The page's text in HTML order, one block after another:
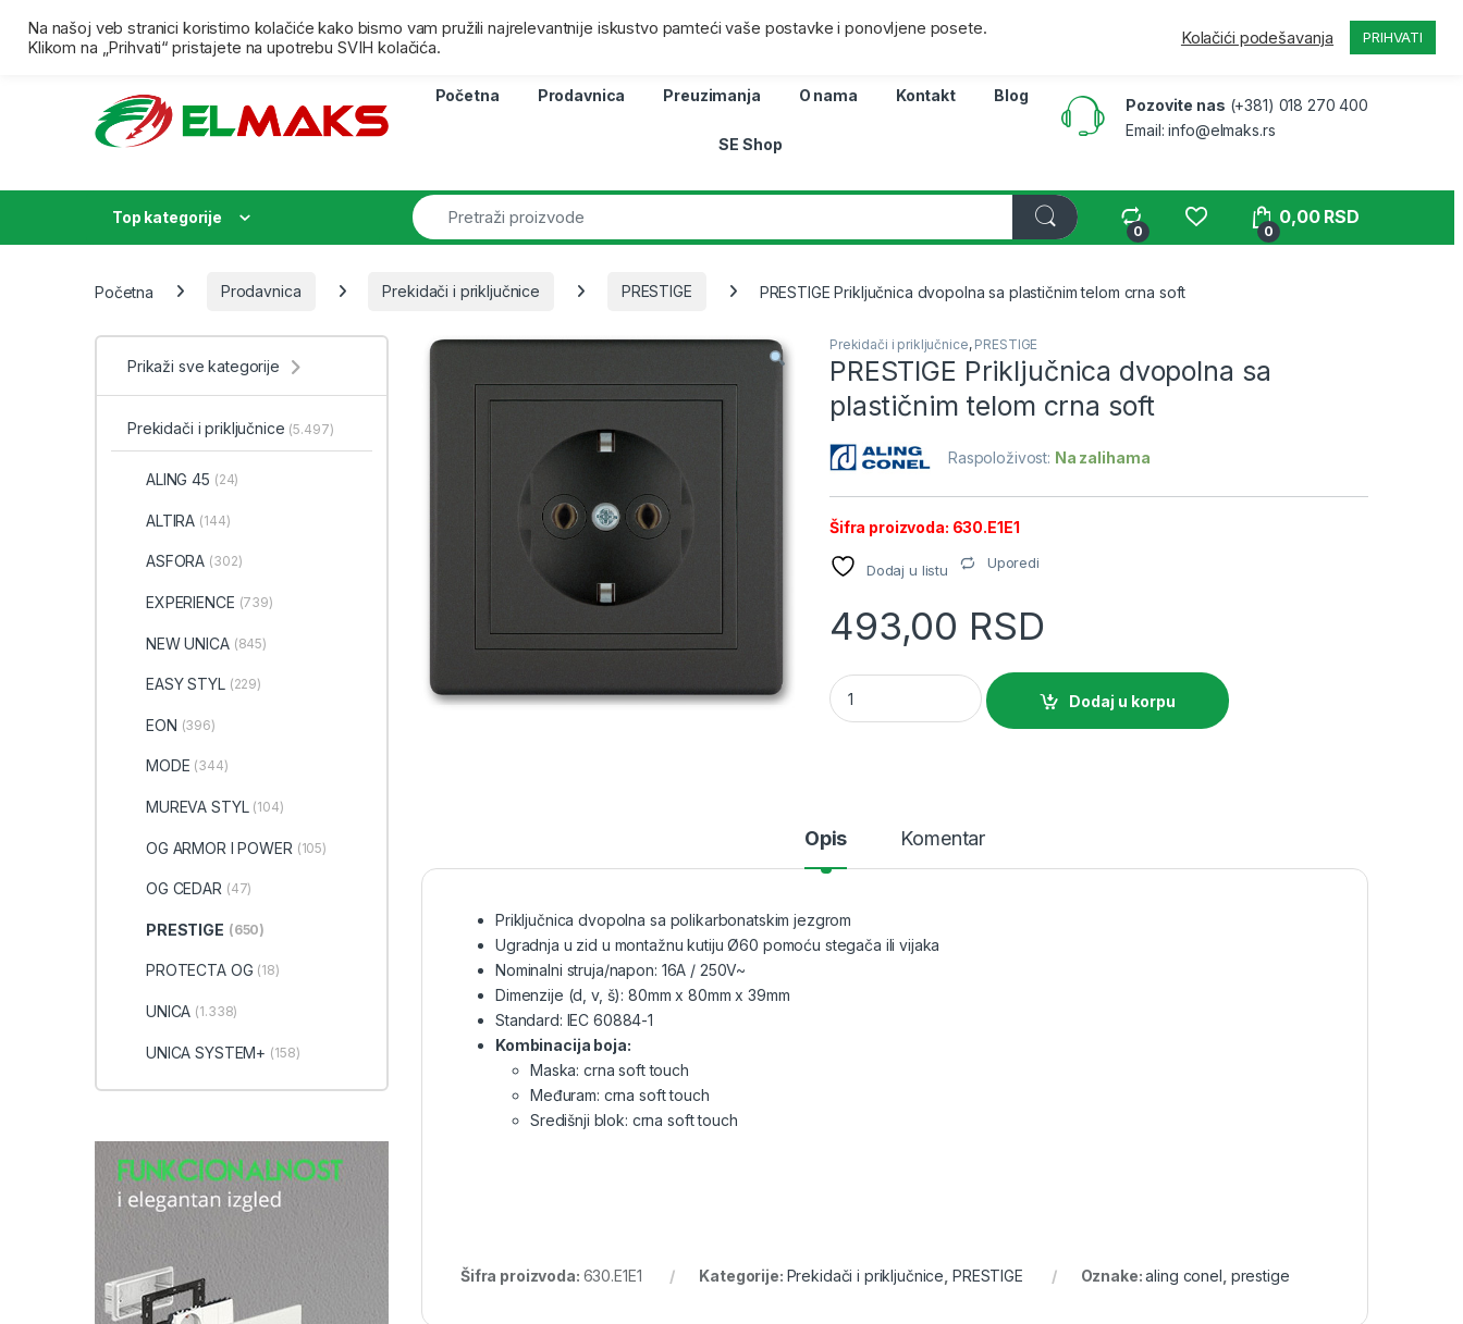
Besplatna isporuka za porudžbine preko 4000,00 dinara Lokacija Moj nalog
Početna Prodavnica Preuzimanja O nama Kontakt Blog
SE Shop
Pozovite nas (+381) 018 270 400
Email: info@elmaks.rs
Top kategorije
0 0
0,00 RSD
Početna Prodavnica Prekidači i priključnice PRESTIGE PRESTIGE Priključnica dvopolna sa plastičnim telom crna soft
Prekidači i priključnice, PRESTIGE
PRESTIGE Priključnica dvopolna sa
plastičnim telom crna soft
Raspoloživost: Na zalihama
Šifra proizvoda: 630.E1E1
Dodaj u listu Uporedi
493,00 RSD
PRESTIGE Priključnica dvopolna sa plastičnim telom crna soft quantity
Dodaj u korpu
Opis Komentar
Priključnica dvopolna sa polikarbonatskim jezgrom
Ugradnja u zid u montažnu kutiju Ø60 pomoću stegača ili vijaka
Nominalni struja/napon: 16A / 250V~
Dimenzije (d, v, š): 80mm x 80mm x 39mm
Standard: IEC 60884-1
Kombinacija boja:
Maska: crna soft touch
Međuram: crna soft touch
Središnji blok: crna soft touch
Šifra proizvoda: 630.E1E1 Kategorije: Prekidači i priključnice PRESTIGE Oznake:aling conel prestige
Prikaži sve kategorije
Prekidači i priključnice (5.497)
ALING 45 (24)
ALTIRA (144)
ASFORA (302)
EXPERIENCE (739)
NEW UNICA (845)
EASY STYL (229)
EON (396)
MODE (344)
MUREVA STYL (104)
OG ARMOR I POWER (105)
OG CEDAR (47)
PRESTIGE (650)
PROTECTA OG (18)
UNICA (1.338)
UNICA SYSTEM+ (158)
Na našoj veb stranici koristimo kolačiće kako bismo vam pružili najrelevantnije iskustvo pamteći vaše postavke i ponovljene posete.
Klikom na „Prihvati“ pristajete na upotrebu SVIH kolačića.
Kolačići podešavanja PRIHVATI